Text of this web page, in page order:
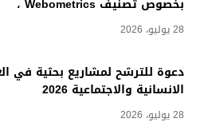
بحثية في العلوم